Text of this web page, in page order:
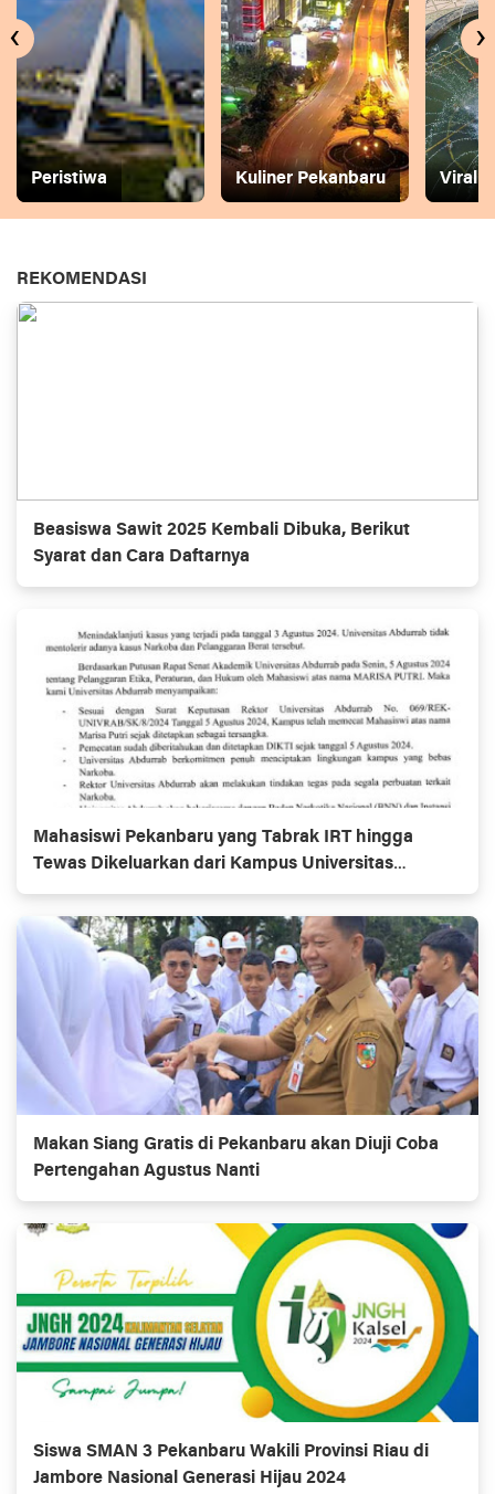
Peristiwa Kuliner Pekanbaru Viral
‹ ›
REKOMENDASI
Beasiswa Sawit 2025 Kembali Dibuka, Berikut
Syarat dan Cara Daftarnya
Mahasiswi Pekanbaru yang Tabrak IRT hingga
Tewas Dikeluarkan dari Kampus Universitas
Abdurrab
Makan Siang Gratis di Pekanbaru akan Diuji Coba
Pertengahan Agustus Nanti
Siswa SMAN 3 Pekanbaru Wakili Provinsi Riau di
Jambore Nasional Generasi Hijau 2024